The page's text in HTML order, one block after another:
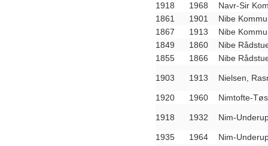
1918
1968
Navr-Sir
1861
1901
Nibe
1867
1913
Nibe
1849
1860
Nibe
1855
1866 Nibe
1903 1913 Nielsen,
1920 1960 Nimtofte-
1918 1932 Nim-
1935 1964 Nim-